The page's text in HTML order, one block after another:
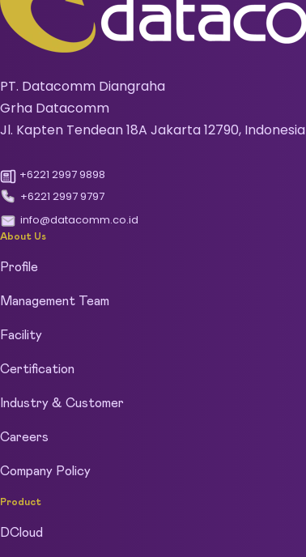
PT. Datacomm Diangraha
Grha Datacomm
Jl. Kapten Tendean 18A Jakarta 12790, Indonesia
+6221 2997 9898
+6221 2997 9797
info@datacomm.co.id
About Us
Profile
Management Team
Facility
Certification
Industry & Customer
Careers
Company Policy
Product
DCloud